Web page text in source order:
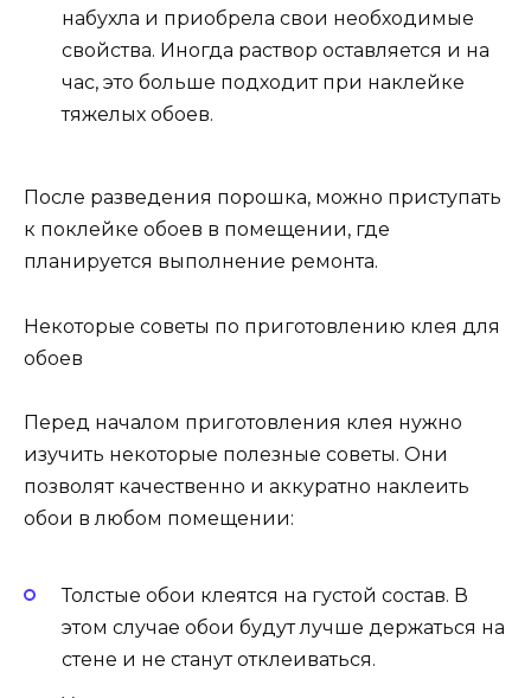
набухла и приобрела свои необходимые
свойства. Иногда раствор оставляется и на
час, это больше подходит при наклейке
тяжелых обоев.
После разведения порошка, можно приступать
к поклейке обоев в помещении, где
планируется выполнение ремонта.
Некоторые советы по приготовлению клея для
обоев
Перед началом приготовления клея нужно
изучить некоторые полезные советы. Они
позволят качественно и аккуратно наклеить
обои в любом помещении:
Толстые обои клеятся на густой состав. В
этом случае обои будут лучше держаться на
стене и не станут отклеиваться.